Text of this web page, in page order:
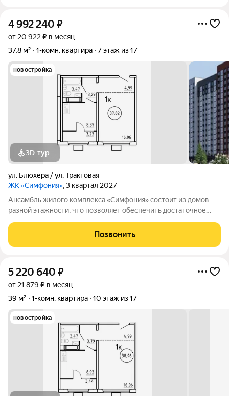
4 992 240 ₽
от 20 922 ₽ в месяц
37,8 м²
1-комн. квартира 7 этаж из 17
новостройка
3D-тур
ул. Блюхера / ул. Трактовая
ЖК «Симфония», 3 квартал 2027
Ансамбль жилого комплекса «Симфония» состоит из домов
разной этажности, что позволяет обеспечить достаточное
времени и предлагаем квартиры с уже готовой базовой
отделкой. Заезжайте и живите! ЖК
Позвонить
5 220 640 ₽
от 21 879 ₽ в месяц
39 м²
1-комн. квартира 10 этаж из 17
новостройка